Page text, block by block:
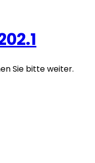
Sie bitte weiter.